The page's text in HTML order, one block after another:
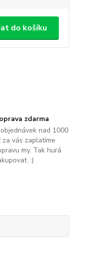
do košíku
zdarma
nad 1000
za vás zaplatíme
my. Tak hurá
:)